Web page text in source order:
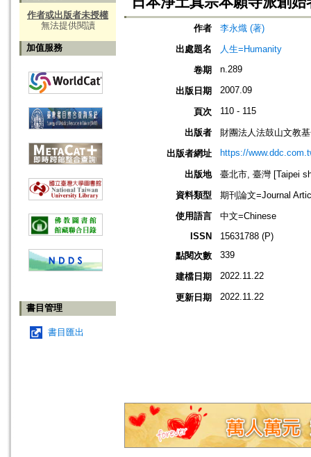
作者或出版者未授權
無法提供閱讀
加值服務
書目管理
書目匯出
作者
李永熾 (著)
出處題名
人生=Humanity
卷期
n.289
出版日期 2007.09
頁次 110 - 115
出版者
財團法人法鼓山文教
出版者網址
https://
出版地
臺北市, 臺灣 [Taipei
資料類型
期刊論文=Journal
使用語言
中文=Chinese
ISSN
15631788 (P)
點閱次數
339
建檔日期 2022.11.22
更新日期 2022.11.22